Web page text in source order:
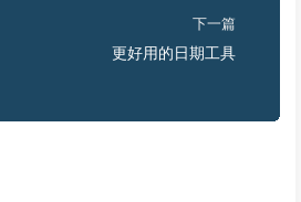
下一篇
更好用的日期工具